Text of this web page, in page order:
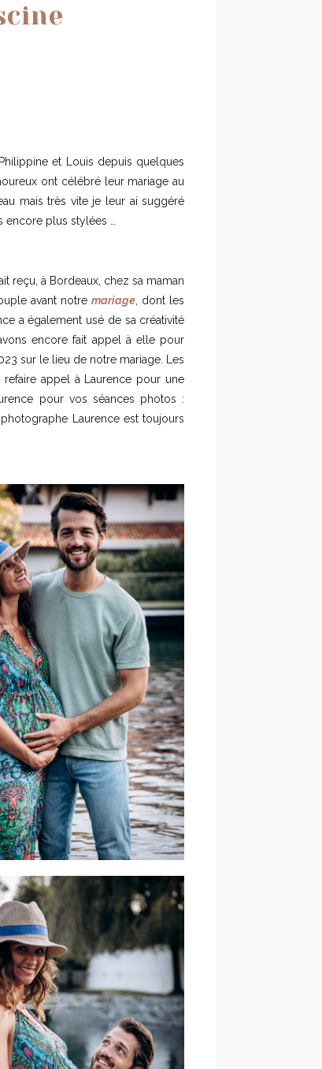
et Louis depuis quelques
ont célébré leur mariage au
mais très vite je leur ai suggéré
plus stylées …
reçu, à Bordeaux, chez sa maman
avant notremariage , dont les
a également usé de sa créativité
encore fait appel à elle pour
sur le lieu de notre mariage. Les
appel à Laurence pour une
pour vos séances photos :
Laurence est toujours